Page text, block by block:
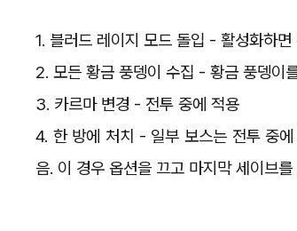
1. 블러드 레이지 모드 돌입 - 활성화하
2. 모든 황금 풍뎅이 수집 - 황금 풍뎅이
3. 카르마 변경 - 전투 중에 적용
4. 한 방에 처치 - 일부 보스는 전투 중
음. 이 경우 옵션을 끄고 마지막 세이브